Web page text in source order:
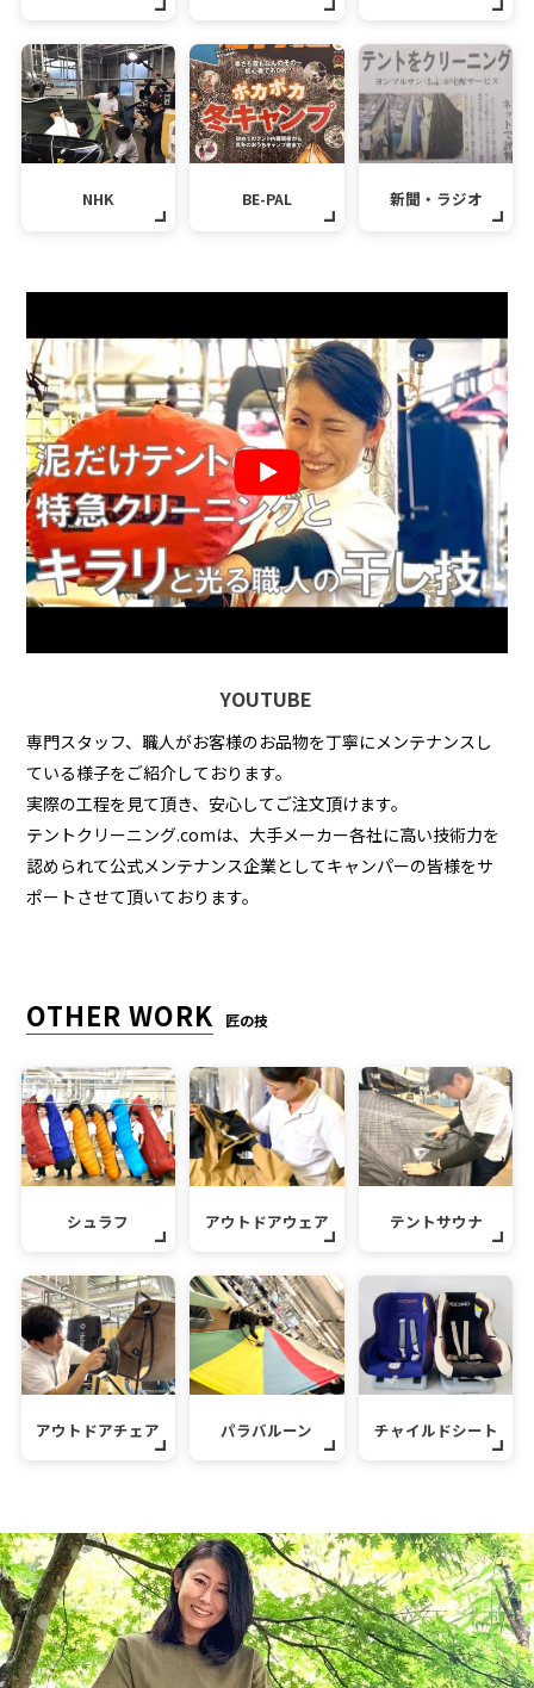
NHK BE-PAL 新聞・ラジオ
YOUTUBE
専門スタッフ、職人がお客様のお品物を丁寧にメンテナンスし
ている様子をご紹介しております。
実際の工程を見て頂き、安心してご注文頂けます。
テントクリーニング.comは、大手メーカー各社に高い技術力を
認められて公式メンテナンス企業としてキャンパーの皆様をサ
ポートさせて頂いております。
OTHER WORK 匠の技
シュラフ アウトドアウェア テントサウナ
アウトドアチェア パラバルーン チャイルドシート